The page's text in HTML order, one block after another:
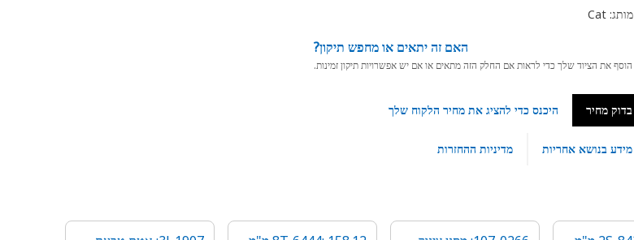
מותג: Cat
האם זה יתאים או מחפש תיקון?
הוסף את הציוד שלך כדי לראות אם החלק הזה מתאים או אם יש אפשרויות תיקון זמינות.
בדוק מחיר היכנס כדי להציג את מחיר הלקוח שלך
מידע בנושא אחריות מדיניות ההחזרות